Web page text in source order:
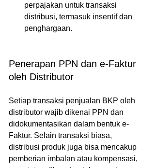
perpajakan untuk transaksi
distribusi, termasuk insentif dan
penghargaan.
Penerapan PPN dan e-Faktur
oleh Distributor
Setiap transaksi penjualan BKP oleh
distributor wajib dikenai PPN dan
didokumentasikan dalam bentuk e-
Faktur. Selain transaksi biasa,
distribusi produk juga bisa mencakup
pemberian imbalan atau kompensasi,